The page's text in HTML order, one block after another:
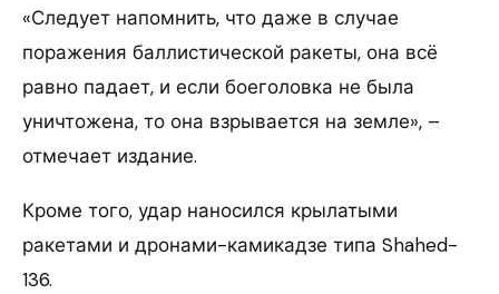
«Следует напомнить, что даже в случае
поражения баллистической ракеты, она всё
равно падает, и если боеголовка не была
уничтожена, то она взрывается на земле», –
отмечает издание.
Кроме того, удар наносился крылатыми
ракетами и дронами-камикадзе типа Shahed-
136.